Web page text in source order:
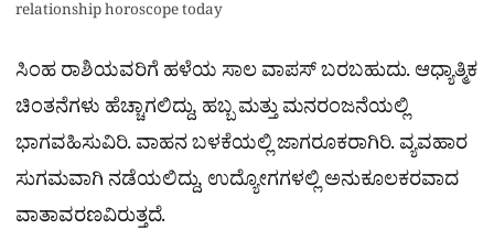
relationship horoscope today
ಸಿಂಹ ರಾಶಿಯವರಿಗೆ ಹಳೆಯ ಸಾಲ ವಾಪಸ್​ ಬರಬಹುದು. ಆಧ್ಯಾತ್ಮಿಕ
ಚಿಂತನೆಗಳು ಹೆಚ್ಚಾಗಲಿದ್ದು, ಹಬ್ಬ ಮತ್ತು ಮನರಂಜನೆಯಲ್ಲಿ
ಭಾಗವಹಿಸುವಿರಿ. ವಾಹನ ಬಳಕೆಯಲ್ಲಿ ಜಾಗರೂಕರಾಗಿರಿ. ವ್ಯವಹಾರ
ಸುಗಮವಾಗಿ ನಡೆಯಲಿದ್ದು, ಉದ್ಯೋಗಗಳಲ್ಲಿ ಅನುಕೂಲಕರವಾದ
ವಾತಾವರಣವಿರುತ್ತದೆ.